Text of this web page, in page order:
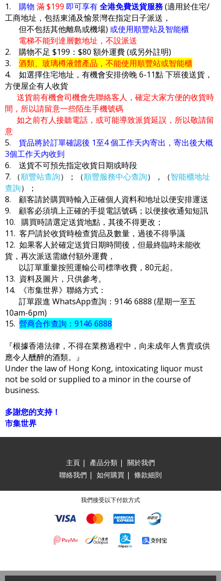
1. 購物 滿 $199 即可享有全港免費送貨服務(適用於住宅/
工商地址，包括東涌及愉景灣在指定日子派送，
但不包括其他離島或機場) 或使用順豐站及智能櫃
電梯不能到達層數地址，不設派送
2. 購物不足 $199：$80 額外運費 (或另外註明)
3. 酒類、玻璃樽液體產品，不能使用順豐站或智能櫃
4. 如選擇住宅地址，有機會安排傍晚 6-11點 下班後送貨，
方便屋企有人收貨
送貨前有機會司機會先聯絡客人，確定大家方便的收貨時
間，所以請留意一些陌生手機號碼
如之前冇人接聽電話，或可能導致派貨延誤，所以敬請留
意
5. 貨品將於訂單確認後 1至4 個工作天內寄出，寄出後大概
3個工作天內收到
6. 送貨不可預先指定收貨日期或時段
7. （順豐站查詢）；（順豐服務中心查詢），（智能櫃地址
查詢）；
8. 顧客請於購買時輸入正確個人資料和地址以便安排運送
9. 顧客必須填上正確的手提電話號碼；以便接收通知短訊
10. 購買時請選定送貨地點，其後不得更改；
11. 客戶請於收貨時檢查貨品及數量，過後不得爭議
12. 如果客人於確定送貨日期時間後，但最終臨時未能收
貨，再次派送需繳付額外運費，
以訂單重量按照運輸公司標準收費，80元起。
13. 資料及圖片，只供參考。
14. 《市集世界》聯絡方式：
訂單跟進 WhatsApp查詢：9146 6888 (星期一至五
10am-6pm)
15. 營商合作查詢：9146 6888
『根據香港法律，不得在業務過程中，向未成年人售賣或供
應令人醺醉的酒類。』
Under the law of Hong Kong, intoxicating liquor must
not be sold or supplied to a minor in the course of
business.
多謝您的支持！
市集世界
主頁 | 產品分類 | 關於我們
聯絡我們 | 如何購買 | 條款細則
我們接受以下付款方式